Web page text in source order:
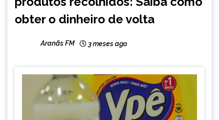
obter o dinheiro de volta
Aranãs FM 3 meses ago